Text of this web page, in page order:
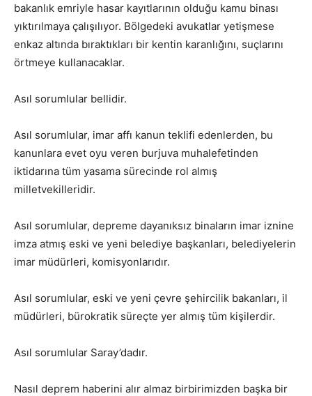
bakanlık emriyle hasar kayıtlarının olduğu kamu binası
yıktırılmaya çalışılıyor. Bölgedeki avukatlar yetişmese
enkaz altında bıraktıkları bir kentin karanlığını, suçlarını
örtmeye kullanacaklar.
Asıl sorumlular bellidir.
Asıl sorumlular, imar affı kanun teklifi edenlerden, bu
kanunlara evet oyu veren burjuva muhalefetinden
iktidarına tüm yasama sürecinde rol almış
milletvekilleridir.
Asıl sorumlular, depreme dayanıksız binaların imar iznine
imza atmış eski ve yeni belediye başkanları, belediyelerin
imar müdürleri, komisyonlarıdır.
Asıl sorumlular, eski ve yeni çevre şehircilik bakanları, il
müdürleri, bürokratik süreçte yer almış tüm kişilerdir.
Asıl sorumlular Saray’dadır.
Nasıl deprem haberini alır almaz birbirimizden başka bir